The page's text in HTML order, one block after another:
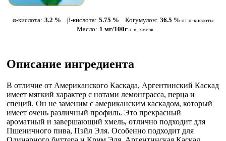
α-кислота: 3.2 % β-кислота: 5.75 % Когумулон: 36.5 % от α-кислоты
Масло: 1 мг/100г с.в. хмеля
Описание ингредиента
В отличие от Американского Каскада, Аргентинский Каскад
имеет мягкий характер с нотами лемонграсса, перца и
специй. Он не заменим с американским каскадом, который
имеет очень различный профиль. Это прекрасный
ароматный и завершающий хмель, отлично подходит для
Пшеничного пива, Пэйл Эля. Особенно подходит для